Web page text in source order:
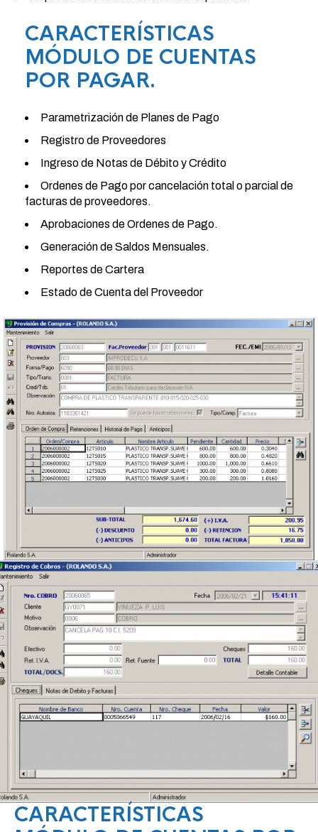
CARACTERÍSTICAS
MÓDULO DE CUENTAS
POR PAGAR.
Parametrización de Planes de Pago
Registro de Proveedores
Ingreso de Notas de Débito y Crédito
Ordenes de Pago por cancelación total o parcial de
facturas de proveedores.
Aprobaciones de Ordenes de Pago.
Generación de Saldos Mensuales.
Reportes de Cartera
Estado de Cuenta del Proveedor
CARACTERÍSTICAS